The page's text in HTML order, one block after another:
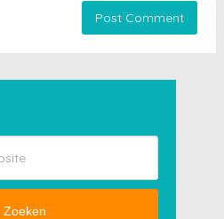
Zoeken